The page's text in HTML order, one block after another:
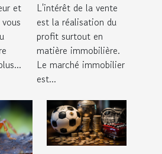
et
L'intérêt de la vente
est la réalisation du
profit surtout en
matière immobilière.
Le marché immobilier
est...